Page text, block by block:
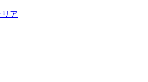
ア